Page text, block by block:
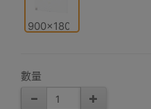
900x1800mm
數量